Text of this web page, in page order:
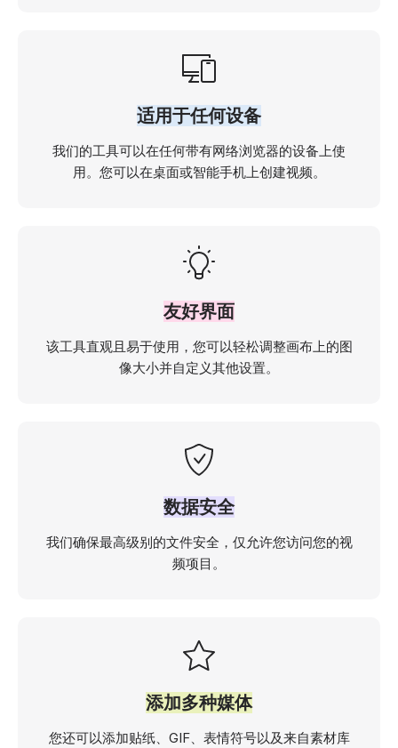
适用于任何设备
我们的工具可以在任何带有网络浏览器的设备上使
用。您可以在桌面或智能手机上创建视频。
友好界面
该工具直观且易于使用，您可以轻松调整画布上的图
像大小并自定义其他设置。
数据安全
我们确保最高级别的文件安全，仅允许您访问您的视
频项目。
添加多种媒体
您还可以添加贴纸、GIF、表情符号以及来自素材库